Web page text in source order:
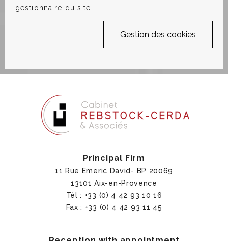
gestionnaire du site.
Gestion des cookies
Principal Firm
11 Rue Emeric David- BP 20069
13101 Aix-en-Provence
Tél : +33 (0) 4 42 93 10 16
Fax : +33 (0) 4 42 93 11 45